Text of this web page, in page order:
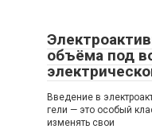
объёма под
Введение в
гели — это особый
изменять свои